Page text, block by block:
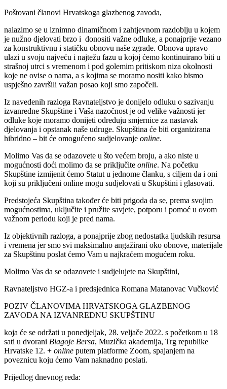
Poštovani članovi Hrvatskoga glazbenog zavoda,
nalazimo se u iznimno dinamičnom i zahtjevnom razdoblju u kojem
je nužno djelovati brzo i donositi važne odluke, a ponajprije vezano
za konstruktivnu i statičku obnovu naše zgrade. Obnova upravo
ulazi u svoju najveću i najtežu fazu u kojoj ćemo kontinuirano biti u
strašnoj utrci s vremenom i pod golemim pritiskom niza okolnosti
koje ne ovise o nama, a s kojima se moramo nositi kako bismo
uspješno završili važan posao koji smo započeli.
Iz navedenih razloga Ravnateljstvo je donijelo odluku o sazivanju
izvanredne Skupštine i Vaša nazočnost je od velike važnosti jer
odluke koje moramo donijeti određuju smjernice za nastavak
djelovanja i opstanak naše udruge. Skupština će biti organizirana
hibridno – bit će omogućeno sudjelovanje online.
Molimo Vas da se odazovete u što većem broju, a ako niste u
mogućnosti doći molimo da se priključite online. Na početku
Skupštine izmijenit ćemo Statut u jednome članku, s ciljem da i oni
koji su priključeni online mogu sudjelovati u Skupštini i glasovati.
Predstojeća Skupština također će biti prigoda da se, prema svojim
mogućnostima, uključite i pružite savjete, potporu i pomoć u ovom
važnom periodu koji je pred nama.
Iz objektivnih razloga, a ponajprije zbog nedostatka ljudskih resursa
i vremena jer smo svi maksimalno angažirani oko obnove, materijale
za Skupštinu poslat ćemo Vam u najkraćem mogućem roku.
Molimo Vas da se odazovete i sudjelujete na Skupštini,
Ravnateljstvo HGZ-a i predsjednica Romana Matanovac Vučković
POZIV ČLANOVIMA HRVATSKOGA GLAZBENOG
ZAVODA NA IZVANREDNU SKUPŠTINU
koja će se održati u ponedjeljak, 28. veljače 2022. s početkom u 18
sati u dvorani Blagoje Bersa, Muzička akademija, Trg republike
Hrvatske 12. + online putem platforme Zoom, spajanjem na
poveznicu koju ćemo Vam naknadno poslati.
Prijedlog dnevnog reda: